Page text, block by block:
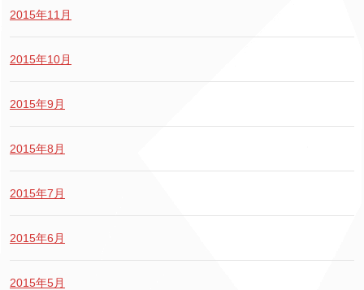
2015年11月
2015年10月
2015年9月
2015年8月
2015年7月
2015年6月
2015年5月